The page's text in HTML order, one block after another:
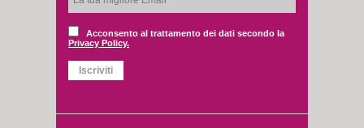
Acconsento al trattamento dei dati secondo la
Privacy Policy.